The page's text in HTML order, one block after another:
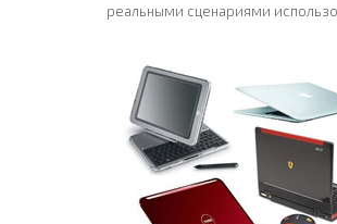
реальными сценариями